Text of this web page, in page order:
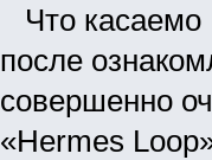
Что
после
совершенно
«Hermes